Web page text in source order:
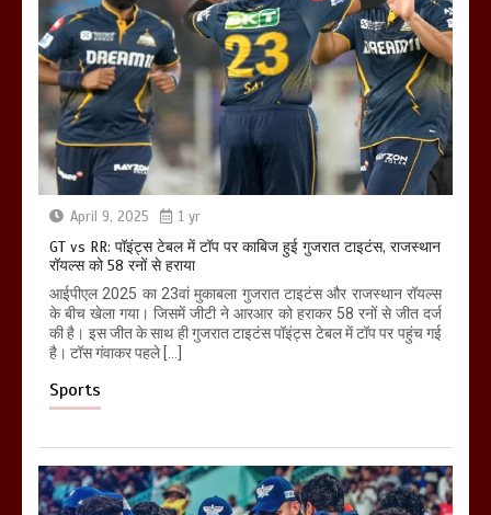
April 9, 2025 1 yr
GT vs RR: पॉइंट्स टेबल में टॉप पर काबिज हुई गुजरात टाइटंस, राजस्थान
रॉयल्स को 58 रनों से हराया
आईपीएल 2025 का 23वां मुकाबला गुजरात टाइटंस और राजस्थान रॉयल्स
के बीच खेला गया। जिसमें जीटी ने आरआर को हराकर 58 रनों से जीत दर्ज
की है। इस जीत के साथ ही गुजरात टाइटंस पॉइंट्स टेबल में टॉप पर पहुंच गई
है। टॉस गंवाकर पहले […]
Sports